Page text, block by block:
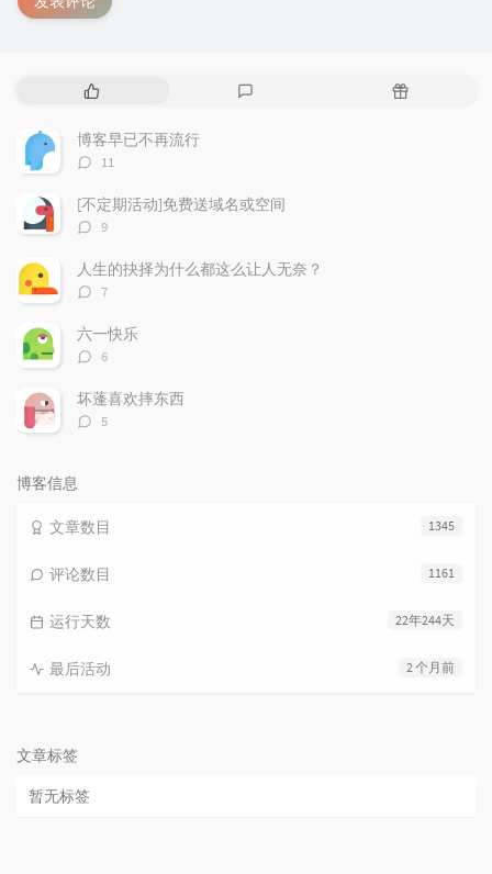
热
文
章
随
博客早已不再流行
评
数：
11
[不定期活动]免费送域名或空间
评
数：
9
人生的抉择为什么都这么让人无奈？
评
数：
7
六一快乐
评
数：
6
坏蓬喜欢摔东西
评
5
博客信息
1345
文章数目
1161
评论数目
22年244天
运行天数
2 个月前
最后活动
文章标签
暂无标签